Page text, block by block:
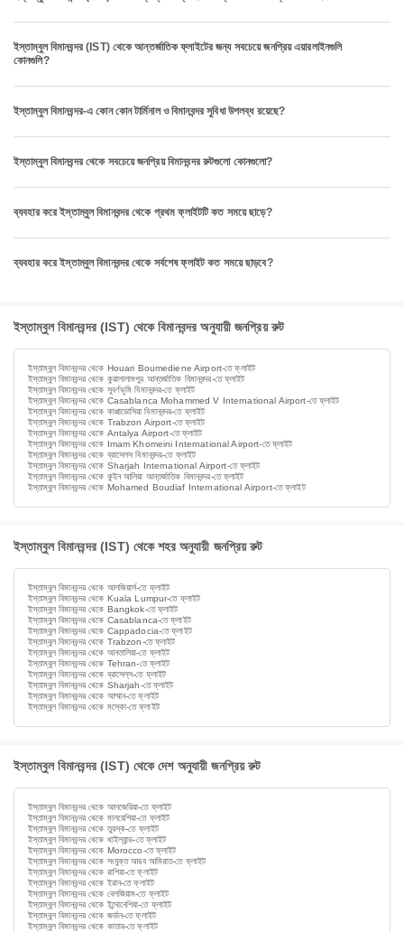
ইস্তাম্বুল বিমানবন্দর (IST) থেকে আন্তর্জাতিক ফ্লাইটের জন্য সবচেয়ে জনপ্রিয় এয়ারলাইনগুলি
কোনগুলি?
ইস্তাম্বুল বিমানবন্দর-এ কোন কোন টার্মিনাল ও বিমানবন্দর সুবিধা উপলব্ধ রয়েছে?
ইস্তাম্বুল বিমানবন্দর থেকে সবচেয়ে জনপ্রিয় বিমানবন্দর রুটগুলো কোনগুলো?
ব্যবহার করে ইস্তাম্বুল বিমানবন্দর থেকে প্রথম ফ্লাইটটি কত সময়ে ছাড়ে?
ব্যবহার করে ইস্তাম্বুল বিমানবন্দর থেকে সর্বশেষ ফ্লাইট কত সময়ে ছাড়বে?
ইস্তাম্বুল বিমানবন্দর (IST) থেকে বিমানবন্দর অনুযায়ী জনপ্রিয় রুট
ইস্তাম্বুল বিমানবন্দর থেকে Houari Boumediene Airport-তে ফ্লাইট
ইস্তাম্বুল বিমানবন্দর থেকে কুয়ালালামপুর আন্তর্জাতিক বিমানবন্দর-তে ফ্লাইট
ইস্তাম্বুল বিমানবন্দর থেকে সুবর্ণভূমি বিমানবন্দর-তে ফ্লাইট
ইস্তাম্বুল বিমানবন্দর থেকে Casablanca Mohammed V International Airport-তে ফ্লাইট
ইস্তাম্বুল বিমানবন্দর থেকে কাপ্পাডোসিয়া বিমানবন্দর-তে ফ্লাইট
ইস্তাম্বুল বিমানবন্দর থেকে Trabzon Airport-তে ফ্লাইট
ইস্তাম্বুল বিমানবন্দর থেকে Antalya Airport-তে ফ্লাইট
ইস্তাম্বুল বিমানবন্দর থেকে Imam Khomeini International Airport-তে ফ্লাইট
ইস্তাম্বুল বিমানবন্দর থেকে ব্রাসেলস বিমানবন্দর-তে ফ্লাইট
ইস্তাম্বুল বিমানবন্দর থেকে Sharjah International Airport-তে ফ্লাইট
ইস্তাম্বুল বিমানবন্দর থেকে কুইন আলিয়া আন্তর্জাতিক বিমানবন্দর-তে ফ্লাইট
ইস্তাম্বুল বিমানবন্দর থেকে Mohamed Boudiaf International Airport-তে ফ্লাইট
ইস্তাম্বুল বিমানবন্দর (IST) থেকে শহর অনুযায়ী জনপ্রিয় রুট
ইস্তাম্বুল বিমানবন্দর থেকে আলজিয়ার্স-তে ফ্লাইট
ইস্তাম্বুল বিমানবন্দর থেকে Kuala Lumpur-তে ফ্লাইট
ইস্তাম্বুল বিমানবন্দর থেকে Bangkok-তে ফ্লাইট
ইস্তাম্বুল বিমানবন্দর থেকে Casablanca-তে ফ্লাইট
ইস্তাম্বুল বিমানবন্দর থেকে Cappadocia-তে ফ্লাইট
ইস্তাম্বুল বিমানবন্দর থেকে Trabzon-তে ফ্লাইট
ইস্তাম্বুল বিমানবন্দর থেকে আনতালিয়া-তে ফ্লাইট
ইস্তাম্বুল বিমানবন্দর থেকে Tehran-তে ফ্লাইট
ইস্তাম্বুল বিমানবন্দর থেকে ব্রাসেল্‌স-তে ফ্লাইট
ইস্তাম্বুল বিমানবন্দর থেকে Sharjah-তে ফ্লাইট
ইস্তাম্বুল বিমানবন্দর থেকে আম্মান-তে ফ্লাইট
ইস্তাম্বুল বিমানবন্দর থেকে মস্কো-তে ফ্লাইট
ইস্তাম্বুল বিমানবন্দর (IST) থেকে দেশ অনুযায়ী জনপ্রিয় রুট
ইস্তাম্বুল বিমানবন্দর থেকে আলজেরিয়া-তে ফ্লাইট
ইস্তাম্বুল বিমানবন্দর থেকে মালয়েশিয়া-তে ফ্লাইট
ইস্তাম্বুল বিমানবন্দর থেকে তুরস্ক-তে ফ্লাইট
ইস্তাম্বুল বিমানবন্দর থেকে থাইল্যান্ড-তে ফ্লাইট
ইস্তাম্বুল বিমানবন্দর থেকে Morocco-তে ফ্লাইট
ইস্তাম্বুল বিমানবন্দর থেকে সংযুক্ত আরব আমিরাত-তে ফ্লাইট
ইস্তাম্বুল বিমানবন্দর থেকে রাশিয়া-তে ফ্লাইট
ইস্তাম্বুল বিমানবন্দর থেকে ইরান-তে ফ্লাইট
ইস্তাম্বুল বিমানবন্দর থেকে বেলজিয়াম-তে ফ্লাইট
ইস্তাম্বুল বিমানবন্দর থেকে ইন্দোনেশিয়া-তে ফ্লাইট
ইস্তাম্বুল বিমানবন্দর থেকে জর্ডান-তে ফ্লাইট
ইস্তাম্বুল বিমানবন্দর থেকে কাতার-তে ফ্লাইট